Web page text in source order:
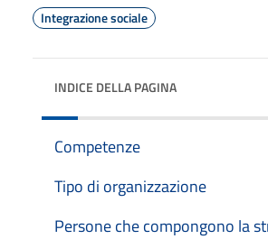
Integrazione sociale
INDICE DELLA PAGINA
Competenze
Tipo di organizzazione
Persone che compongono la